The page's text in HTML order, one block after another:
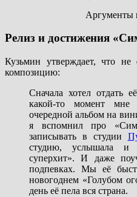
Аргументы
Релиз и достижения
Кузьмин утверждает, что не
композицию:
Сначала хотел отдать
какой-то момент
очередной альбом на
я вспомнил про
записывать в студии
студию, услышала и
суперхит». И даже
подпевках. Мы её
новогоднем «Голубом
день её пела вся страна.